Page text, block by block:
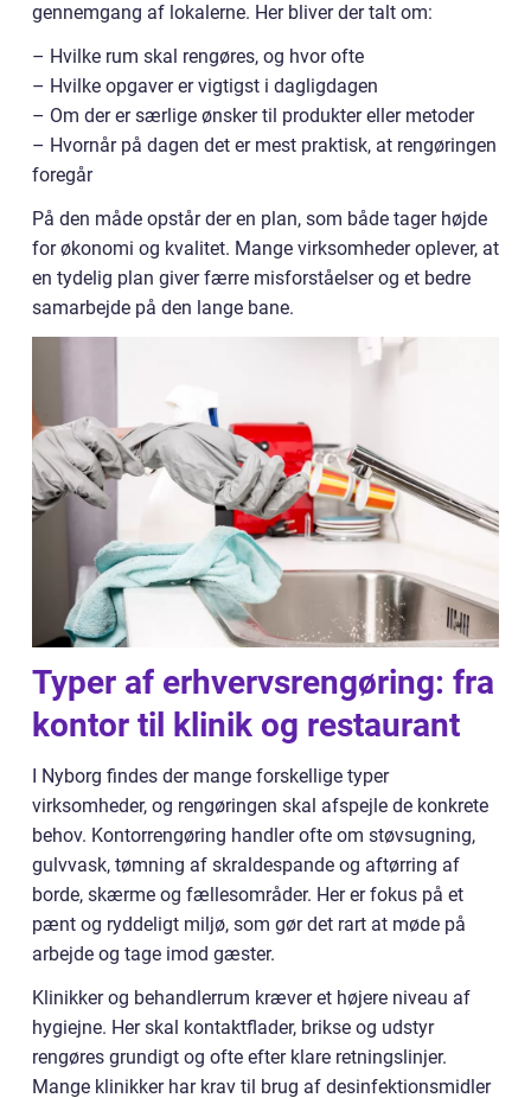
gennemgang af lokalerne. Her bliver der talt om:
– Hvilke rum skal rengøres, og hvor ofte
– Hvilke opgaver er vigtigst i dagligdagen
– Om der er særlige ønsker til produkter eller metoder
– Hvornår på dagen det er mest praktisk, at rengøringen
foregår
På den måde opstår der en plan, som både tager højde
for økonomi og kvalitet. Mange virksomheder oplever, at
en tydelig plan giver færre misforståelser og et bedre
samarbejde på den lange bane.
Typer af erhvervsrengøring: fra
kontor til klinik og restaurant
I Nyborg findes der mange forskellige typer
virksomheder, og rengøringen skal afspejle de konkrete
behov. Kontorrengøring handler ofte om støvsugning,
gulvvask, tømning af skraldespande og aftørring af
borde, skærme og fællesområder. Her er fokus på et
pænt og ryddeligt miljø, som gør det rart at møde på
arbejde og tage imod gæster.
Klinikker og behandlerrum kræver et højere niveau af
hygiejne. Her skal kontaktflader, brikse og udstyr
rengøres grundigt og ofte efter klare retningslinjer.
Mange klinikker har krav til brug af desinfektionsmidler